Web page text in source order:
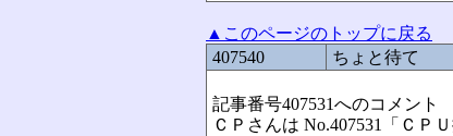
▲このページのトップに戻る
407540
ちょと待て
記事番号407531へのコメント
ＣＰさんは No.407531「ＣＰ